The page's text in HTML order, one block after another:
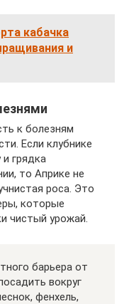
кабачка
и
к болезням
Если клубнике
грядка
то Априке не
роса. Это
которые
чистый урожай.
барьера от
вокруг
фенхель,